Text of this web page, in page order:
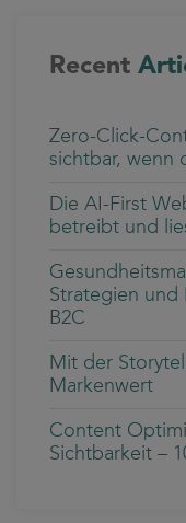
Recent
Zero-Click-
sichtbar, wenn
Die AI-First
betreibt und
Strategien und
B2C
Mit der
Markenwert
Content
Sichtbarkeit –